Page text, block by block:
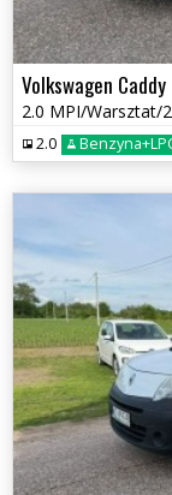
Volkswagen Caddy
2.0